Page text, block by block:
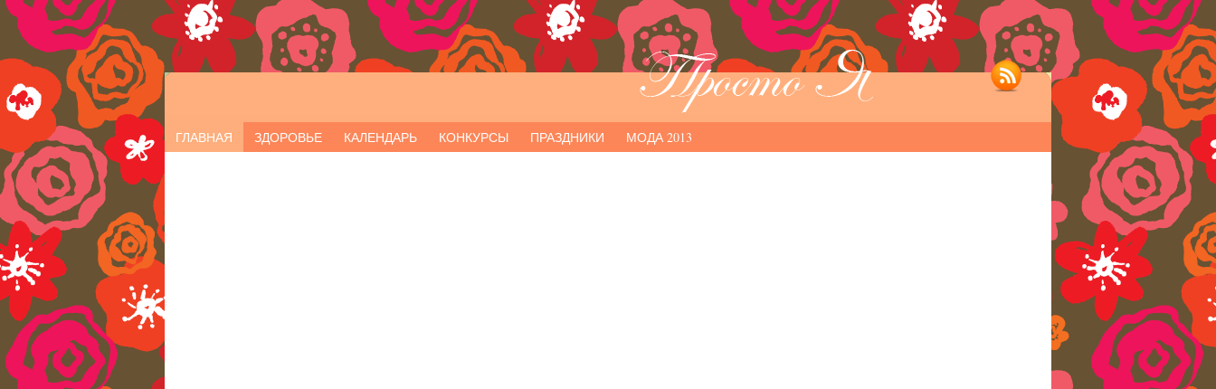
ГЛАВНАЯ ЗДОРОВЬЕ КАЛЕНДАРЬ КОНКУРСЫ ПРАЗДНИКИ МОДА 2013